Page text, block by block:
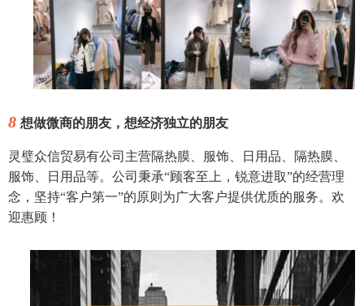
8 想做微商的朋友，想经济独立的朋友
灵璧众信贸易有公司主营隔热膜、服饰、日用品、隔热膜、
服饰、日用品等。公司秉承“顾客至上，锐意进取”的经营理
念，坚持“客户第一”的原则为广大客户提供优质的服务。欢
迎惠顾！